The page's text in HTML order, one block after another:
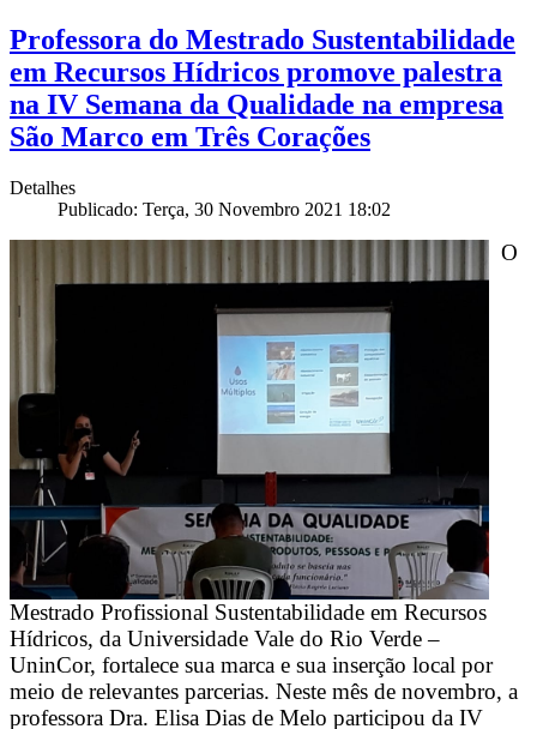
Professora do Mestrado Sustentabilidade
em Recursos Hídricos promove palestra
na IV Semana da Qualidade na empresa
São Marco em Três Corações
Detalhes
Publicado: Terça, 30 Novembro 2021 18:02
O
Mestrado Profissional Sustentabilidade em Recursos
Hídricos, da Universidade Vale do Rio Verde –
UninCor, fortalece sua marca e sua inserção local por
meio de relevantes parcerias. Neste mês de novembro, a
professora Dra. Elisa Dias de Melo participou da IV